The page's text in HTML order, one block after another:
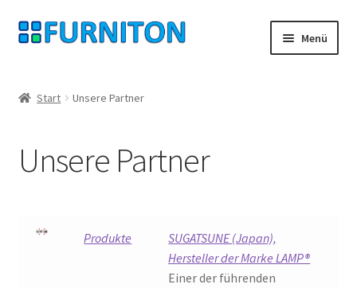
Zur
Navigation
Zum
Inhalt
Menü
Datenschutz
Start Unsere Partner
Unsere Partner
Produkte
SUGATSUNE (Japan),
Hersteller der Marke LAMP®
Einer der führenden